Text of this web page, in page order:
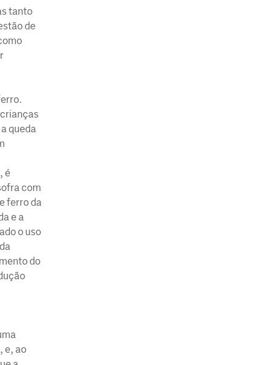
tanto
de
queda
é
com
ferro da
e a
o uso
do
e, ao